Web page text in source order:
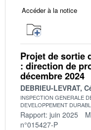
Accéder à la notice
Projet de sortie
: direction de
décembre 2024
DEBRIEU-LEVRAT,
INSPECTION GENERALE
DEVELOPPEMENT
Rapport: juin 2025
n°015427-P